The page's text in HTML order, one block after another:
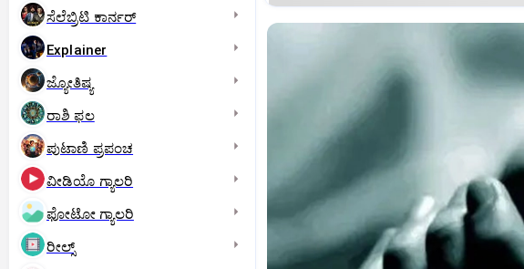
ಸೆಲೆಬ್ರಿಟಿ ಕಾರ್ನರ್‌
Explainer
ಜ್ಯೋತಿಷ್ಯ
ರಾಶಿ ಫಲ
ಪುಟಾಣಿ ಪ್ರಪಂಚ
ವೀಡಿಯೊ ಗ್ಯಾಲರಿ
ಫೋಟೋ ಗ್ಯಾಲರಿ
ರೀಲ್ಸ್